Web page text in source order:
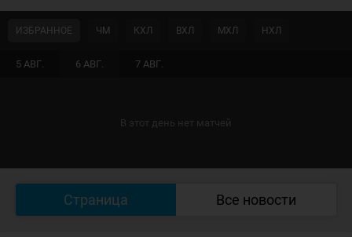
5 АВГ. 6 АВГ. 7 АВГ.
ИЗБРАННОЕ ЧМ КХЛ ВХЛ МХЛ НХЛ
В этот день нет матчей
Страница Все новости